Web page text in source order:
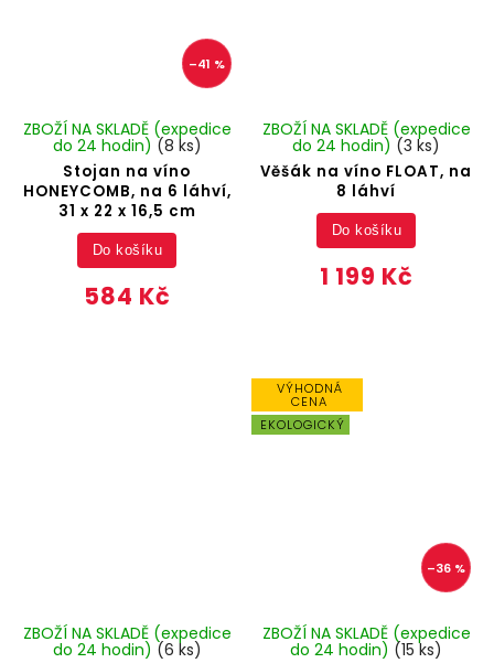
–41 %
Stojan na víno
HONEYCOMB, na 6 láhví,
31 x 22 x 16,5 cm
ZBOŽÍ NA SKLADĚ (expedice
do 24 hodin) (8 ks)
584 Kč
Do košíku
Věšák na víno FLOAT, na
8 láhví
ZBOŽÍ NA SKLADĚ (expedice
do 24 hodin) (3 ks)
1 199 Kč
Do košíku
ZBOŽÍ NA SKLADĚ (expedice
do 24 hodin) (6 ks)
VÝHODNÁ
CENA
EKOLOGICKÝ
–36 %
ZBOŽÍ NA SKLADĚ (expedice
do 24 hodin) (15 ks)